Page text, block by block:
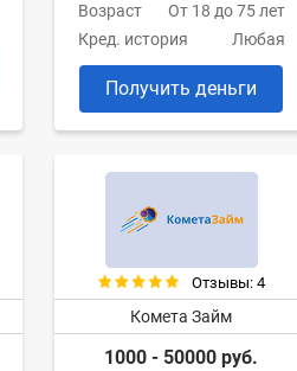
Возраст
От 18 до 75 лет
Кред. история
Любая
Получить деньги
Отзывы: 4
Комета Займ
1000 - 50000 руб.